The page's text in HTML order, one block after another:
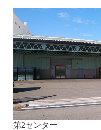
第2センター